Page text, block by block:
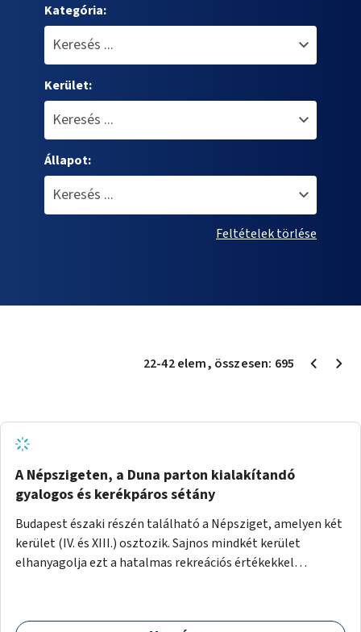
Kategória:
Kerület:
Állapot:
Feltételek törlése
22-42elem, összesen: 695
A Népszigeten, a Duna parton kialakítandó
gyalogos és kerékpáros sétány
Budapest északi részén található a Népsziget, amelyen két
kerület (IV. és XIII.) osztozik. Sajnos mindkét kerület
elhanyagolja ezt a hatalmas rekreációs értékekkel
keresztül érheti el. Innen egy eléggé rossz állapotú